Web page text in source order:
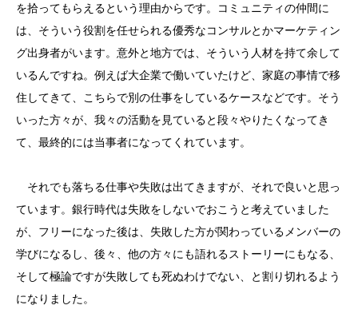
を拾ってもらえるという理由からです。コミュニティの仲間に
は、そういう役割を任せられる優秀なコンサルとかマーケティン
グ出身者がいます。意外と地方では、そういう人材を持て余して
いるんですね。例えば大企業で働いていたけど、家庭の事情で移
住してきて、こちらで別の仕事をしているケースなどです。そう
いった方々が、我々の活動を見ていると段々やりたくなってき
て、最終的には当事者になってくれています。
それでも落ちる仕事や失敗は出てきますが、それで良いと思っ
ています。銀行時代は失敗をしないでおこうと考えていました
が、フリーになった後は、失敗した方が関わっているメンバーの
学びになるし、後々、他の方々にも語れるストーリーにもなる、
そして極論ですが失敗しても死ぬわけでない、と割り切れるよう
になりました。